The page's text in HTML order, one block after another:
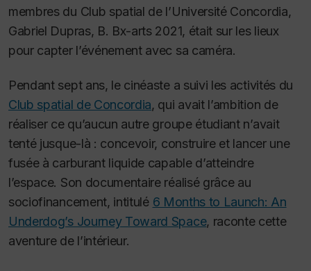
membres du Club spatial de l’Université Concordia,
Gabriel Dupras, B. Bx-arts 2021, était sur les lieux
pour capter l’événement avec sa caméra.
Pendant sept ans, le cinéaste a suivi les activités du
Club spatial de Concordia, qui avait l’ambition de
réaliser ce qu’aucun autre groupe étudiant n’avait
tenté jusque-là : concevoir, construire et lancer une
fusée à carburant liquide capable d’atteindre
l’espace. Son documentaire réalisé grâce au
sociofinancement, intitulé 6 Months to Launch: An
Underdog’s Journey Toward Space, raconte cette
aventure de l’intérieur.